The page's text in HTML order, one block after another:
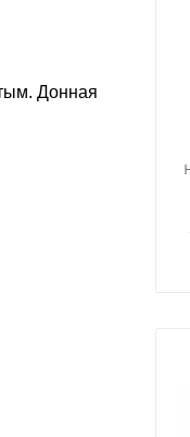
Донная